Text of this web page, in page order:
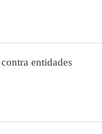
entidades